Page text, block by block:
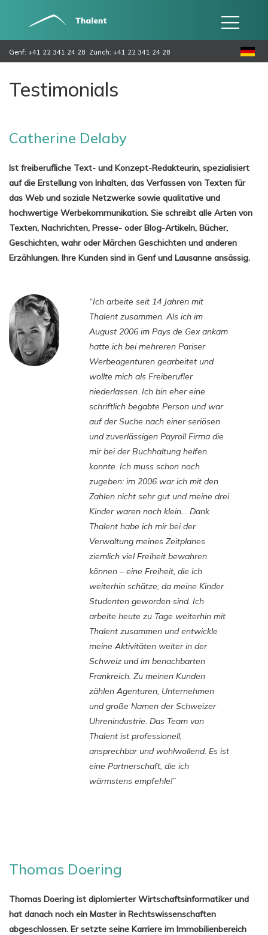
Genf: +41 22 341 24 28 Zürich: +41 22 341 24 28
Testimonials
Catherine Delaby
Ist freiberufliche Text- und Konzept-Redakteurin, spezialisiert
auf die Erstellung von Inhalten, das Verfassen von Texten für
das Web und soziale Netzwerke sowie qualitative und
hochwertige Werbekommunikation. Sie schreibt alle Arten von
Texten, Nachrichten, Presse- oder Blog-Artikeln, Bücher,
Geschichten, wahr oder Märchen Geschichten und anderen
Erzählungen. Ihre Kunden sind in Genf und Lausanne ansässig.
“Ich arbeite seit 14 Jahren mit
Thalent zusammen. Als ich im
August 2006 im Pays de Gex ankam
hatte ich bei mehreren Pariser
Werbeagenturen gearbeitet und
wollte mich als Freiberufler
niederlassen. Ich bin eher eine
schriftlich begabte Person und war
auf der Suche nach einer seriösen
und zuverlässigen Payroll Firma die
mir bei der Buchhaltung helfen
konnte. Ich muss schon noch
zugeben: im 2006 war ich mit den
Zahlen nicht sehr gut und meine drei
Kinder waren noch klein… Dank
Thalent habe ich mir bei der
Verwaltung meines Zeitplanes
ziemlich viel Freiheit bewahren
können – eine Freiheit, die ich
weiterhin schätze, da meine Kinder
Studenten geworden sind. Ich
arbeite heute zu Tage weiterhin mit
Thalent zusammen und entwickle
meine Aktivitäten weiter in der
Schweiz und im benachbarten
Frankreich. Zu meinen Kunden
zählen Agenturen, Unternehmen
und große Namen der Schweizer
Uhrenindustrie. Das Team von
Thalent ist professionell,
ansprechbar und wohlwollend. Es ist
eine Partnerschaft, die ich
wärmstens empfehle!”
Thomas Doering
Thomas Doering ist diplomierter Wirtschaftsinformatiker und
hat danach noch ein Master in Rechtswissenschaften
abgeschlossen. Er setzte seine Karriere im Immobilienbereich